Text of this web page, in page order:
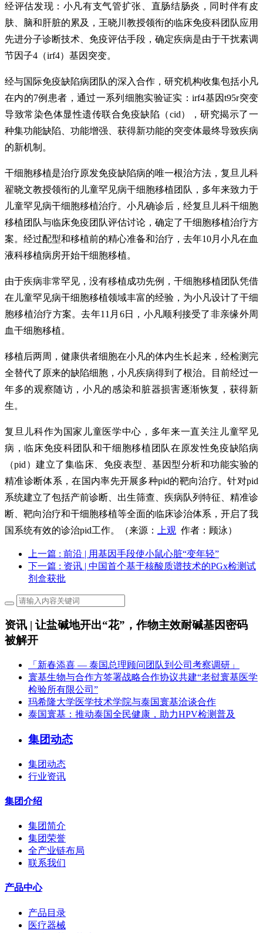
经评估发现：小凡有支气管扩张、直肠结肠炎，同时伴有皮
肤、脑和肝脏的累及，王晓川教授领衔的临床免疫科团队应用
先进分子诊断技术、免疫评估手段，确定疾病是由于干扰素调
节因子4（irf4）基因突变。
经与国际免疫缺陷病团队的深入合作，研究机构收集包括小凡
在内的7例患者，通过一系列细胞实验证实：irf4基因t95r突变
导致常染色体显性遗传联合免疫缺陷（cid），研究揭示了一
种集功能缺陷、功能增强、获得新功能的突变体最终导致疾病
的新机制。
干细胞移植是治疗原发免疫缺陷病的唯一根治方法，复旦儿科
翟晓文教授领衔的儿童罕见病干细胞移植团队，多年来致力于
儿童罕见病干细胞移植治疗。小凡确诊后，经复旦儿科干细胞
移植团队与临床免疫团队评估讨论，确定了干细胞移植治疗方
案。经过配型和移植前的精心准备和治疗，去年10月小凡在血
液科移植病房开始干细胞移植。
由于疾病非常罕见，没有移植成功先例，干细胞移植团队凭借
在儿童罕见病干细胞移植领域丰富的经验，为小凡设计了干细
胞移植治疗方案。去年11月6日，小凡顺利接受了非亲缘外周
血干细胞移植。
移植后两周，健康供者细胞在小凡的体内生长起来，经检测完
全替代了原来的缺陷细胞，小凡疾病得到了根治。目前经过一
年多的观察随访，小凡的感染和脏器损害逐渐恢复，获得新
生。
复旦儿科作为国家儿童医学中心，多年来一直关注儿童罕见
病，临床免疫科团队和干细胞移植团队在原发性免疫缺陷病
（pid）建立了集临床、免疫表型、基因型分析和功能实验的
精准诊断体系，在国内率先开展多种pid的靶向治疗。针对pid
系统建立了包括产前诊断、出生筛查、疾病队列特征、精准诊
断、靶向治疗和干细胞移植等全面的临床诊治体系，开启了我
国系统有效的诊治pid工作。（来源：
上观 作者：顾泳）
上一篇 : 前沿 | 用基因手段使小鼠心脏“变年轻”
下一篇 : 资讯 | 中国首个基于核酸质谱技术的PGx检测试
剂盒获批
资讯 | 让盐碱地开出“花”，作物主效耐碱基因密码
被解开
「新春添喜 — 泰国总理顾问团队到公司考察调研」
寰基生物与合作方签署战略合作协议共建“老挝寰基医学
检验所有限公司”
玛希隆大学医学技术学院与泰国寰基洽谈合作
泰国寰基：推动泰国全民健康，助力HPV检测普及
集团动态
集团动态
行业资讯
集团介绍
集团简介
集团荣誉
全产业链布局
联系我们
产品中心
产品目录
医疗器械